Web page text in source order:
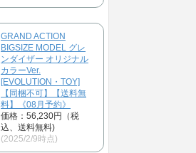
GRAND ACTION
BIGSIZE MODEL グレ
ンダイザー オリジナル
カラーVer.
[EVOLUTION・TOY]
【同梱不可】【送料無
料】《08月予約》
価格：56,230円（税
込、送料無料)
(2025/2/9時点)